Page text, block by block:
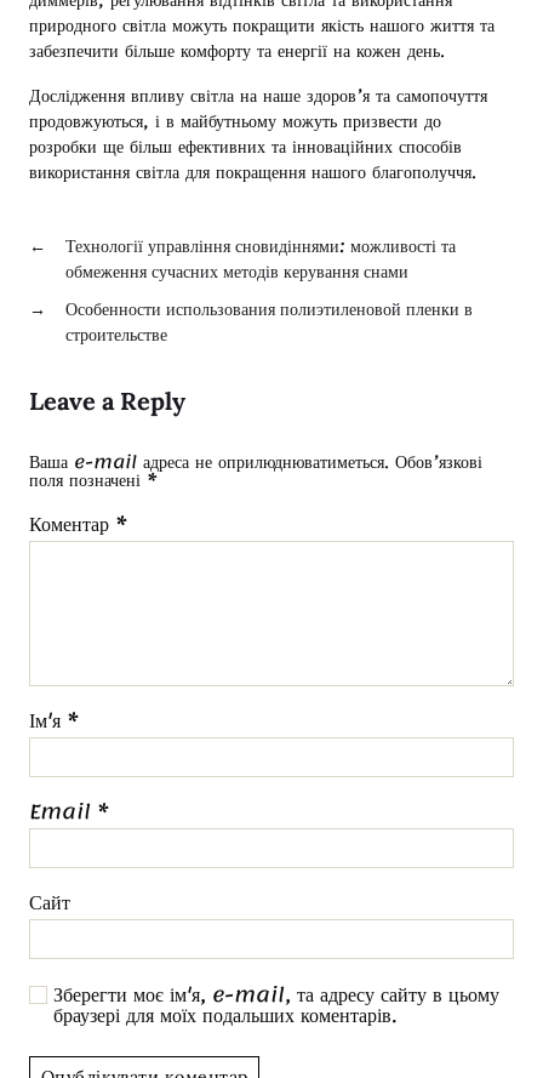
природного світла можуть покращити якість нашого життя та
забезпечити більше комфорту та енергії на кожен день.
Дослідження впливу світла на наше здоров’я та самопочуття
продовжуються, і в майбутньому можуть призвести до
розробки ще більш ефективних та інноваційних способів
використання світла для покращення нашого благополуччя.
← Технології управління сновидіннями: можливості та
обмеження сучасних методів керування снами
→
Особенности использования полиэтиленовой пленки в
строительстве
Leave a Reply
Ваша e-mail адреса не оприлюднюватиметься. Обов’язкові
поля позначені*
Коментар*
Ім'я*
Email *
Сайт
Зберегти моє ім'я, e-mail, та адресу сайту в цьому
браузері для моїх подальших коментарів.